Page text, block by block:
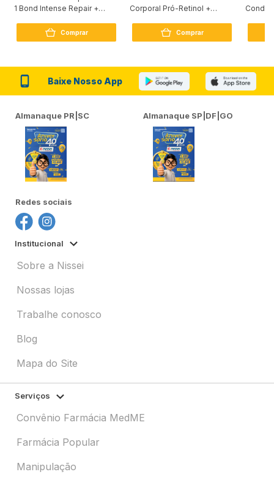
1 Bond Intense Repair +
Comprar
Corporal Pró-Retinol +
Comprar
Baixe Nosso App
Almanaque PR|SC Almanaque SP|DF|GO
Redes sociais
Institucional
Sobre a Nissei
Nossas lojas
Trabalhe conosco
Blog
Mapa do Site
Serviços
Convênio Farmácia MedME
Farmácia Popular
Manipulação